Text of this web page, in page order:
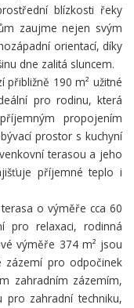
blízkosti řeky
zaujme nejen svým
orientací, díky
dne zalitá sluncem.
190 m² užitné
pro rodinu, která
propojením
prostor s kuchyní
terasou a jeho
příjemné teplo i
o výměře cca 60
pro relaxaci, rodinná
výměře 374 m² jsou
zázemí pro odpočinek
zahradním zázemím,
zahradní techniku,